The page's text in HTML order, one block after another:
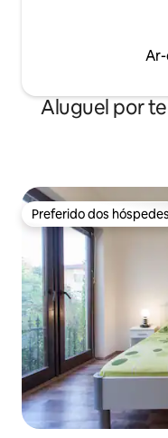
Aluguel por
Preferido dos hóspedes
Preferido dos hóspedes